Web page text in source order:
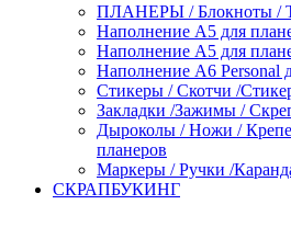
ПЛАНЕРЫ / Блокноты /
Наполнение А5 для
Наполнение А5 для
Наполнение А6 Personal
Стикеры / Скотчи /
Закладки /Зажимы /
Дыроколы / Ножи /
планеров
Маркеры / Ручки /
СКРАПБУКИНГ